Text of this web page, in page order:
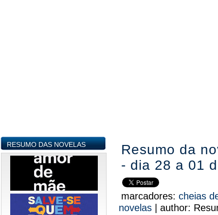
RESUMO DAS NOVELAS
Resumo da
- dia 28 a 01
marcadores: cheias
novelas | author: